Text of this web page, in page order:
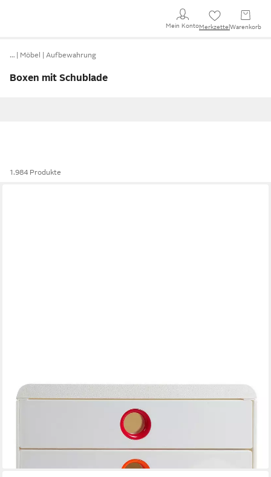
Mein KontoMerkzettel Warenkorb
… Möbel Aufbewahrung
Boxen mit Schublade
1.984 Produkte
EXACOMPTA
Schubladenbox Schubladenbox POP-BOX + 4 geschlossenen
Laden, Weiss/Harlekin, 314398D, Boxen einzen
lieferbar - in 4-5 Werktagen bei dir